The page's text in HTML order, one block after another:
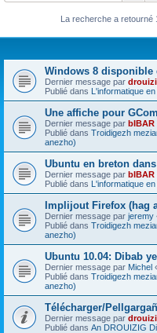
La recherche a retourné
Windows 8 disponible
Dernier message par
Publié dans L'informatique
Une affiche pour
Dernier message par bIBAR
Publié dans Troidigezh
anezho)
Ubuntu en breton
Dernier message par bIBAR
Publié dans L'informatique
Implijout Firefox (hag
Dernier message par jeremy
Publié dans Troidigezh
anezho)
Ubuntu 10.04: Dibab
Dernier message par Michel
Publié dans Troidigezh
anezho)
Télécharger/
Dernier message par
Publié dans An DROUIZIG